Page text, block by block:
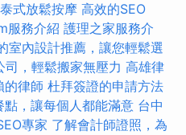
式放鬆按摩 高效的SEO
服務介紹 護理之家服務介
室內設計推薦，讓您輕鬆選
，輕鬆搬家無壓力 高雄律
的律師 杜拜簽證的申請方法
，讓每個人都能滿意 台中
專家 了解會計師證照，為